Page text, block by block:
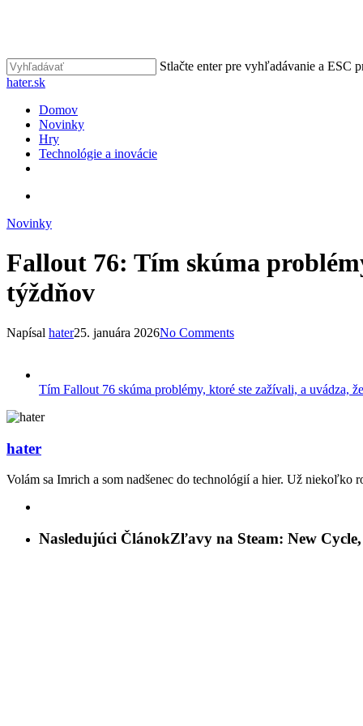
content
Stlačte enter pre vyhľadávanie a ESC
Close
hater.sk
vyhľadávať
Menu
Domov
Novinky
Hry
Technológie a inovácie
Novinky
Fallout 76: Tím skúma
týždňov
Napísal hater25. januára 2026No Comments
Tím Fallout 76 skúma problémy, ktoré ste zažívali, a uvádza,
hater
Volám sa Imrich a som nadšenec do technológií a hier. Už
Nasledujúci ČlánokZľavy na Steam: New